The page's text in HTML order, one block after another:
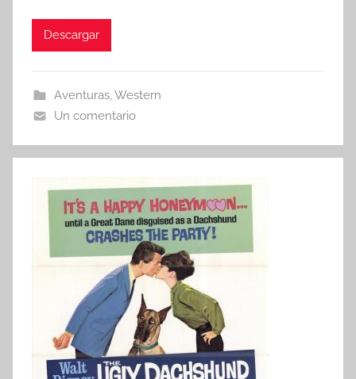
Descargar
Aventuras,Western
Un comentario